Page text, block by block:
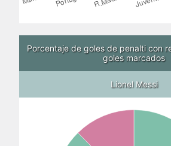
Porcentaje de goles de penalti con
goles marcados
Lionel Messi